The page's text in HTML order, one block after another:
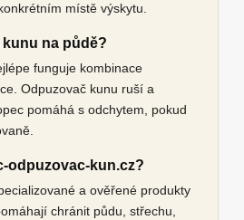
místě výskytu.
na půdě?
funguje kombinace
Odpuzovač kunu ruší a
pomáhá s odchytem, pokud
odpuzovac-kun.cz?
a ověřené produkty
chránit půdu, střechu,